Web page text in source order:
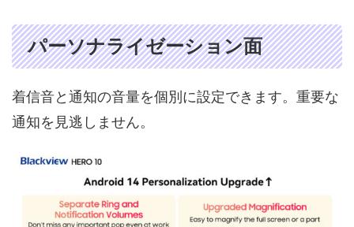
パーソナライゼーション面
着信音と通知の音量を個別に設定できます。重要な
通知を見逃しません。